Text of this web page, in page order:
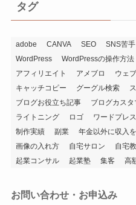
タグ
adobe CANVA SEO SNS苦手
WordPress
WordPressの操作方法
アフィリエイト
アメブロ ウェ
キャッチコピー
グーグル検索
ブログお役立ち記事
ブログカスタ
ライトニング
ロゴ ワードプレス
制作実績
副業 年金以外に収入
画像の入れ方
自宅サロン 自宅
起業コンサル
起業塾 集客 高
お問い合わせ・お申込み